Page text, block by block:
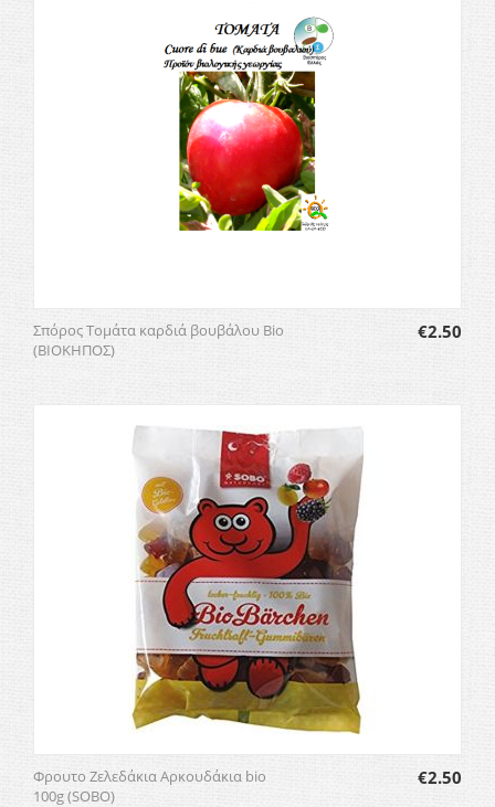
Σπόρος Τομάτα καρδιά βουβάλου Bio
(ΒΙΟΚΗΠΟΣ)
€2.50
Φρουτο Ζελεδάκια Αρκουδάκια bio
100g (SOBO)
€2.50